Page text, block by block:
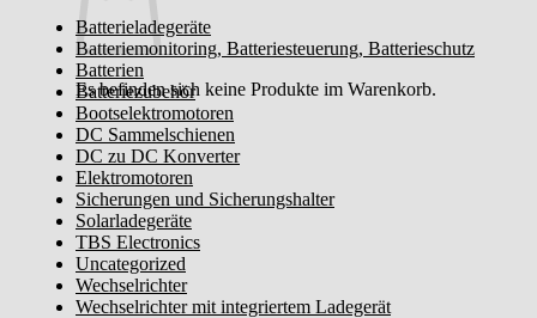
Es befinden sich keine Produkte im Warenkorb.
12xM4
(60V/600A)
Menge
Batterieladegeräte
Batteriemonitoring, Batteriesteuerung, Batterieschutz
Batterien
Batteriezubehör
Bootselektromotoren
DC Sammelschienen
DC zu DC Konverter
Elektromotoren
Sicherungen und Sicherungshalter
Solarladegeräte
TBS Electronics
Uncategorized
Wechselrichter
Wechselrichter mit integriertem Ladegerät